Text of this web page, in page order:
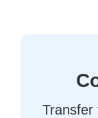
Transfer